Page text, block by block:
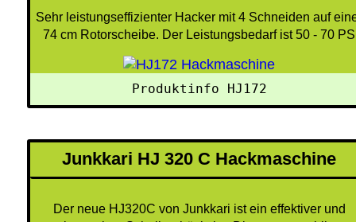
Sehr leistungseffizienter Hacker mit 4 Schneiden auf
74 cm Rotorscheibe. Der Leistungsbedarf ist 50 - 70 PS
Produktinfo HJ172
Junkkari HJ 320 C Hackmaschine
Der neue HJ320C von Junkkari ist ein effektiver und